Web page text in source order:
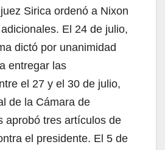
Sirica ordenó a Nixon
El 24 de julio,
dictó por unanimidad
entregar las
el 27 y el 30 de julio,
de la Cámara de
aprobó tres artículos de
el presidente. El 5 de